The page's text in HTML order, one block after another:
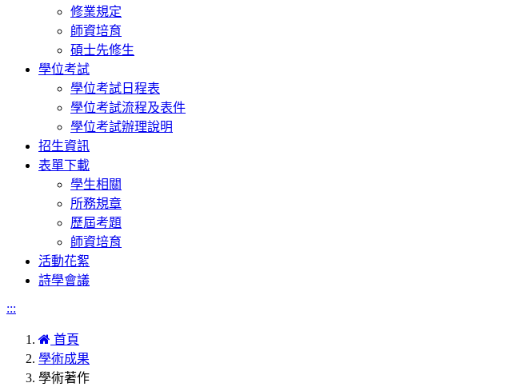
修業規定
師資培育
碩士先修生
學位考試
學位考試日程表
學位考試流程及表件
學位考試辦理說明
招生資訊
表單下載
學生相關
所務規章
歷屆考題
師資培育
活動花絮
詩學會議
:::
首頁
學術成果
學術著作